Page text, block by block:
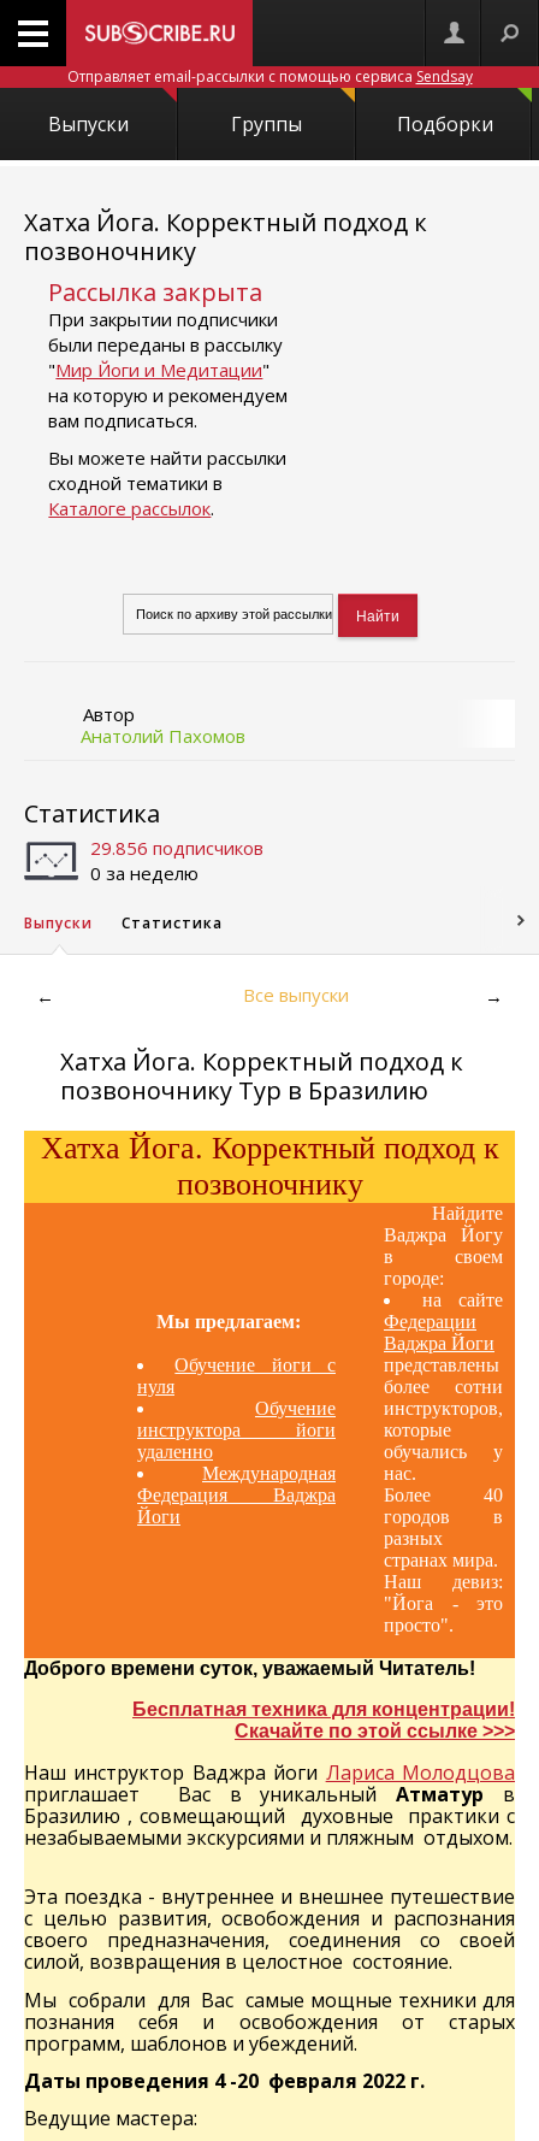
Отправляет email-рассылки с помощью сервиса Sendsay
Выпуски Группы Подборки
Хатха Йога. Корректный подход к
позвоночнику
Рассылка закрыта
При закрытии подписчики
были переданы в рассылку
"Мир Йоги и Медитации"
на которую и рекомендуем
вам подписаться.
Вы можете найти рассылки
сходной тематики в
Каталоге рассылок.
Автор
Анатолий Пахомов
Статистика
29.856 подписчиков
0 за неделю
Выпуски Статистика
← Все выпуски →
Хатха Йога. Корректный подход к
позвоночнику Тур в Бразилию
Хатха Йога. Корректный подход к
позвоночнику
Мы предлагаем:
Обучение йоги с
нуля
Обучение
инструктора йоги
удаленно
Международная
Федерация Ваджра
Йоги
Найдите
Ваджра Йогу
в своем
городе:
на сайте
Федерации
Ваджра Йоги
представлены
более сотни
инструкторов,
которые
обучались у
нас.
Более 40
городов в
разных
странах мира.
Наш девиз:
"Йога - это
просто".
Доброго времени суток, уважаемый Читатель!
Бесплатная техника для концентрации!
Скачайте по этой ссылке >>>
Наш инструктор Ваджра йоги Лариса Молодцова
приглашает Вас в уникальныйАтматур в
Бразилию , совмещающий духовные практики с
незабываемыми экскурсиями и пляжным отдыхом.
Эта поездка - внутреннее и внешнее путешествие
с целью развития, освобождения и распознания
своего предназначения, соединения со своей
силой, возвращения в целостное состояние.
Мы собрали для Вас самые мощные техники для
познания себя и освобождения от старых
программ, шаблонов и убеждений.
Даты проведения 4 -20 февраля 2022 г.
Ведущие мастера: